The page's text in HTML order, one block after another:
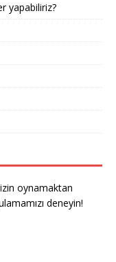
yapabiliriz?
oynamaktan
deneyin!